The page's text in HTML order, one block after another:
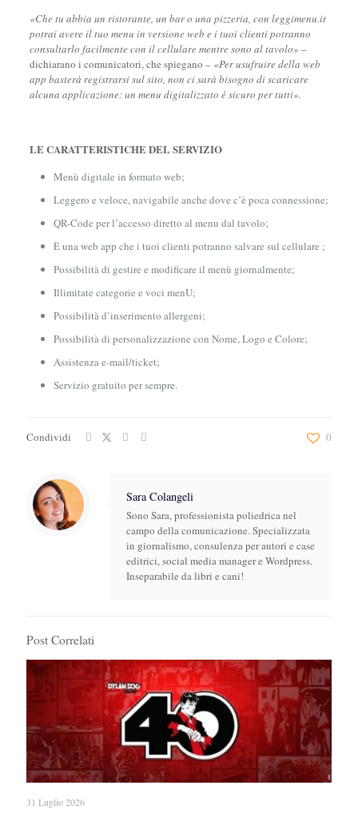
«Che tu abbia un ristorante, un bar o una pizzeria, con leggimenu.it
potrai avere il tuo menu in versione web e i tuoi clienti potranno
consultarlo facilmente con il cellulare mentre sono al tavolo» –
dichiarano i comunicatori, che spiegano –«Per usufruire della web
app basterà registrarsi sul sito, non ci sarà bisogno di scaricare
alcuna applicazione: un menu digitalizzato è sicuro per tutti».
LE CARATTERISTICHE DEL SERVIZIO
Menù digitale in formato web;
Leggero e veloce, navigabile anche dove c’è poca connessione;
QR-Code per l’accesso diretto al menu dal tavolo;
È una web app che i tuoi clienti potranno salvare sul cellulare ;
Possibilità di gestire e modificare il menù giornalmente;
Illimitate categorie e voci menU;
Possibilità d’inserimento allergeni;
Possibilità di personalizzazione con Nome, Logo e Colore;
Assistenza e-mail/ticket;
Servizio gratuito per sempre.
Condividi 0
Sara Colangeli
Sono Sara, professionista poliedrica nel
campo della comunicazione. Specializzata
in giornalismo, consulenza per autori e case
editrici, social media manager e Wordpress.
Inseparabile da libri e cani!
Post Correlati
31 Luglio 2026